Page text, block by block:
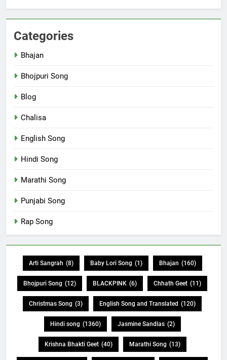
Categories
Bhajan
Bhojpuri Song
Blog
Chalisa
English Song
Hindi Song
Marathi Song
Punjabi Song
Rap Song
Arti Sangrah (8) Baby Lori Song (1) Bhajan (160)
Bhojpuri Song (12) BLACKPINK (6) Chhath Geet (11)
Christmas Song (3) English Song and Translated (120)
Hindi song (1360) Jasmine Sandlas (2)
Krishna Bhakti Geet (40) Marathi Song (13)